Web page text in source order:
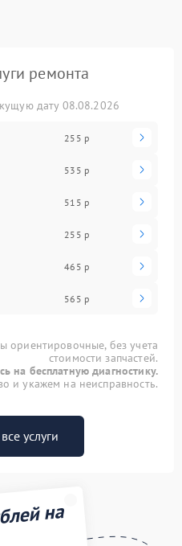
ремонта
дату 08.08.2026
255 р
535 р
515 р
255 р
465 р
565 р
ориентировочные, без учета
стоимости запчастей.
на бесплатную диагностику.
и укажем на неисправность.
услуги
на